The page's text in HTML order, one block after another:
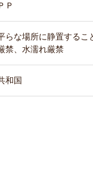
Ｐ
らな場所に静置するこ
禁、水濡れ厳禁
和国